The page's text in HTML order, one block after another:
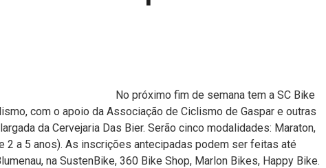
No próximo fim de semana tem a SC Bike
com o apoio da Associação de Ciclismo de Gaspar e outras
da Cervejaria Das Bier. Serão cinco modalidades: Maraton,
a 5 anos). As inscrições antecipadas podem ser feitas até
na SustenBike, 360 Bike Shop, Marlon Bikes, Happy Bike.